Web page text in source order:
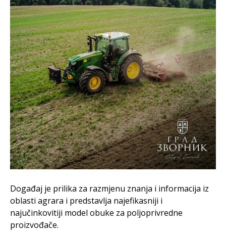
Događaj je prilika za razmjenu znanja i informacija iz
oblasti agrara i predstavlja najefikasniji i
najučinkovitiji model obuke za poljoprivredne
proizvođače.